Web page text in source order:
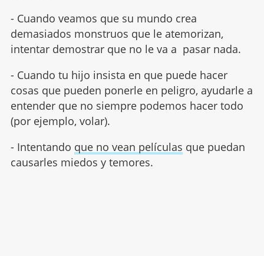
- Cuando veamos que su mundo crea
demasiados monstruos que le atemorizan,
intentar demostrar que no le va a pasar nada.
- Cuando tu hijo insista en que puede hacer
cosas que pueden ponerle en peligro, ayudarle a
entender que no siempre podemos hacer todo
(por ejemplo, volar).
- Intentando que no vean películas que puedan
causarles miedos y temores.